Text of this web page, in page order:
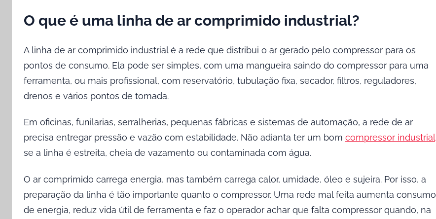
O que é uma linha de ar comprimido industrial?
A linha de ar comprimido industrial é a rede que distribui o ar gerado pelo compressor para os
pontos de consumo. Ela pode ser simples, com uma mangueira saindo do compressor para uma
ferramenta, ou mais profissional, com reservatório, tubulação fixa, secador, filtros, reguladores,
drenos e vários pontos de tomada.
Em oficinas, funilarias, serralherias, pequenas fábricas e sistemas de automação, a rede de ar
precisa entregar pressão e vazão com estabilidade. Não adianta ter um bom compressor industrial
se a linha é estreita, cheia de vazamento ou contaminada com água.
O ar comprimido carrega energia, mas também carrega calor, umidade, óleo e sujeira. Por isso, a
preparação da linha é tão importante quanto o compressor. Uma rede mal feita aumenta consumo
de energia, reduz vida útil de ferramenta e faz o operador achar que falta compressor quando, na